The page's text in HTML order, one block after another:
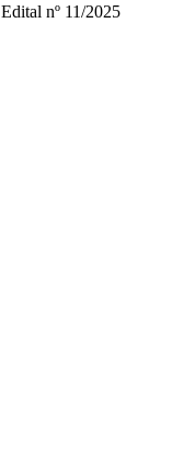
Edital nº 11/2025